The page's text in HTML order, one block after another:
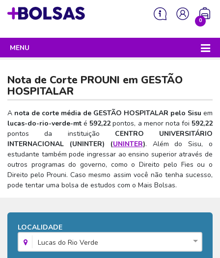
0
Sua mochila está vazia!
MENU
ENEM
Enem 2026 - Tudo o que você precisa saber
Enem – O que é
Enem – Quem pode fazer
Enem – Para que serve
Enem – Como se preparar
Enem – Cartilha redação
Hora do Enem – O que é
Enem – Gabarito oficial
SISU
Sisu 2026 – Tudo o que você precisa saber
SISU – O que é
SISU – Quem pode participar
SISU – Como se inscrever
SISU – Universidades participantes
SISU - Simulador
PROUNI
Prouni 2026 – Tudo o que você precisa saber
Prouni – O que é
Prouni – Quem pode participar
Prouni – Lista de espera
Prouni - Universidades participantes
FIES
Fies e P-Fies 2026 – Tudo o que você precisa saber
Fies – O que é
Fies – Como fazer a inscrição
PRONATEC
SISUTEC
ENARE
Nota de Corte PROUNI em GESTÃO
HOSPITALAR
A nota de corte média de GESTÃO HOSPITALAR pelo Sisu em
lucas-do-rio-verde-mt é 592,22pontos, a menor nota foi 592,22
pontos da instituição CENTRO UNIVERSITÁRIO
INTERNACIONAL (UNINTER) (UNINTER). Além do Sisu, o
estudante também pode ingressar ao ensino superior através de
outros programas do governo, como o Direito pelo Fies ou o
Direito pelo Prouni. Caso mesmo assim você não tenha sucesso,
pode tentar uma bolsa de estudos com o Mais Bolsas.
LOCALIDADE
Lucas do Rio Verde